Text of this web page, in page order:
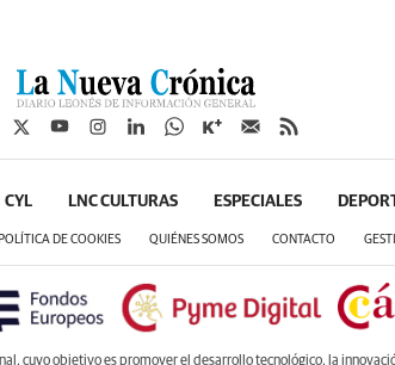
CYL LNC CULTURAS ESPECIALES
POLÍTICA DE COOKIES QUIÉNES SOMOS CONTACTO
cuyo objetivo es promover el desarrollo tecnológico, la